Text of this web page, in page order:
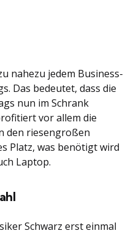
nahezu jedem Business-
Das bedeutet, dass die
nun im Schrank
vor allem die
den riesengroßen
Platz, was benötigt wird
Laptop.
Schwarz erst einmal